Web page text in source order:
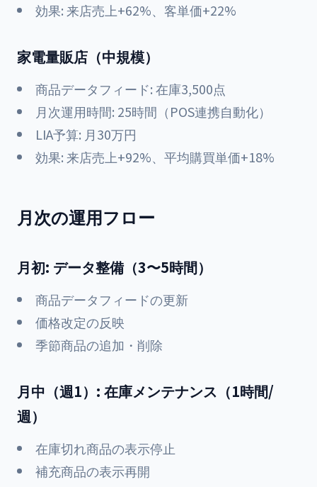
効果: 来店売上+62%、客単価+22%
家電量販店（中規模）
商品データフィード: 在庫3,500点
月次運用時間: 25時間（POS連携自動化）
LIA予算: 月30万円
効果: 来店売上+92%、平均購買単価+18%
月次の運用フロー
月初: データ整備（3〜5時間）
商品データフィードの更新
価格改定の反映
季節商品の追加・削除
月中（週1）: 在庫メンテナンス（1時間/
週）
在庫切れ商品の表示停止
補充商品の表示再開